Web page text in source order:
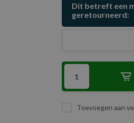
Dit betreft een
geretourneerd:
Toevoegen aan